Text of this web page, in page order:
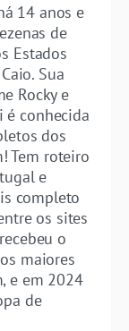
14 anos e
de
Estados
Sua
Rocky e
é conhecida
dos
Tem roteiro
e
completo
os sites
o
maiores
e em 2024
de